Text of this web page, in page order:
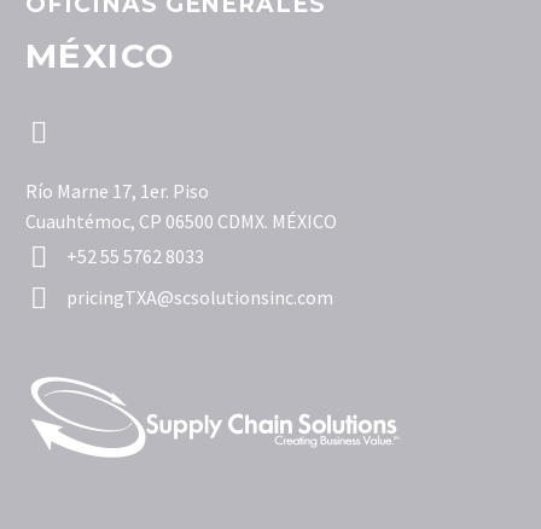
MÉXICO


Río Marne 17, 1er. Piso
Cuauhtémoc, CP 06500 CDMX. MÉXICO

 +52 55 5762 8033

 pricingTXA@scsolutionsinc.com